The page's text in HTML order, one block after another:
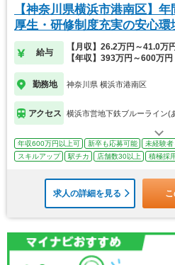
【神奈川県横浜市港南区】
厚生・研修制度充実の安心
給与
【月収】26.2万円～41.0万円
【年収】393万円～600万円
勤務地 神奈川県 横浜市港南区
アクセス 横浜市営地下鉄ブルーライン(
年収600万円以上可 新卒も応募可能 未経験
スキルアップ
駅チカ 店舗数30以上 積極採
求人の詳細を見る